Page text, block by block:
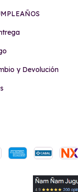
y Devolución